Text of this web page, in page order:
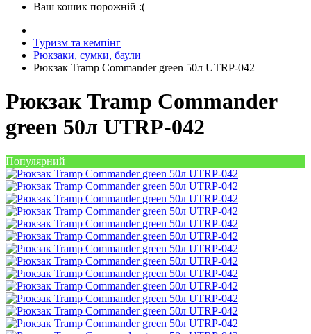
Ваш кошик порожній :(
Туризм та кемпінг
Рюкзаки, сумки, баули
Рюкзак Tramp Commander green 50л UTRP-042
Рюкзак Tramp Commander
green 50л UTRP-042
Популярний